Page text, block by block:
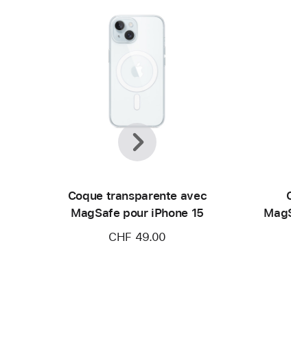
Coque transparente avec
MagSafe pour iPhone 15
CHF 49.00
Précédent
Suivant